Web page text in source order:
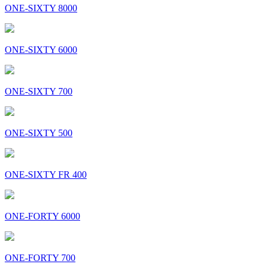
ONE-SIXTY 8000
ONE-SIXTY 6000
ONE-SIXTY 700
ONE-SIXTY 500
ONE-SIXTY FR 400
ONE-FORTY 6000
ONE-FORTY 700